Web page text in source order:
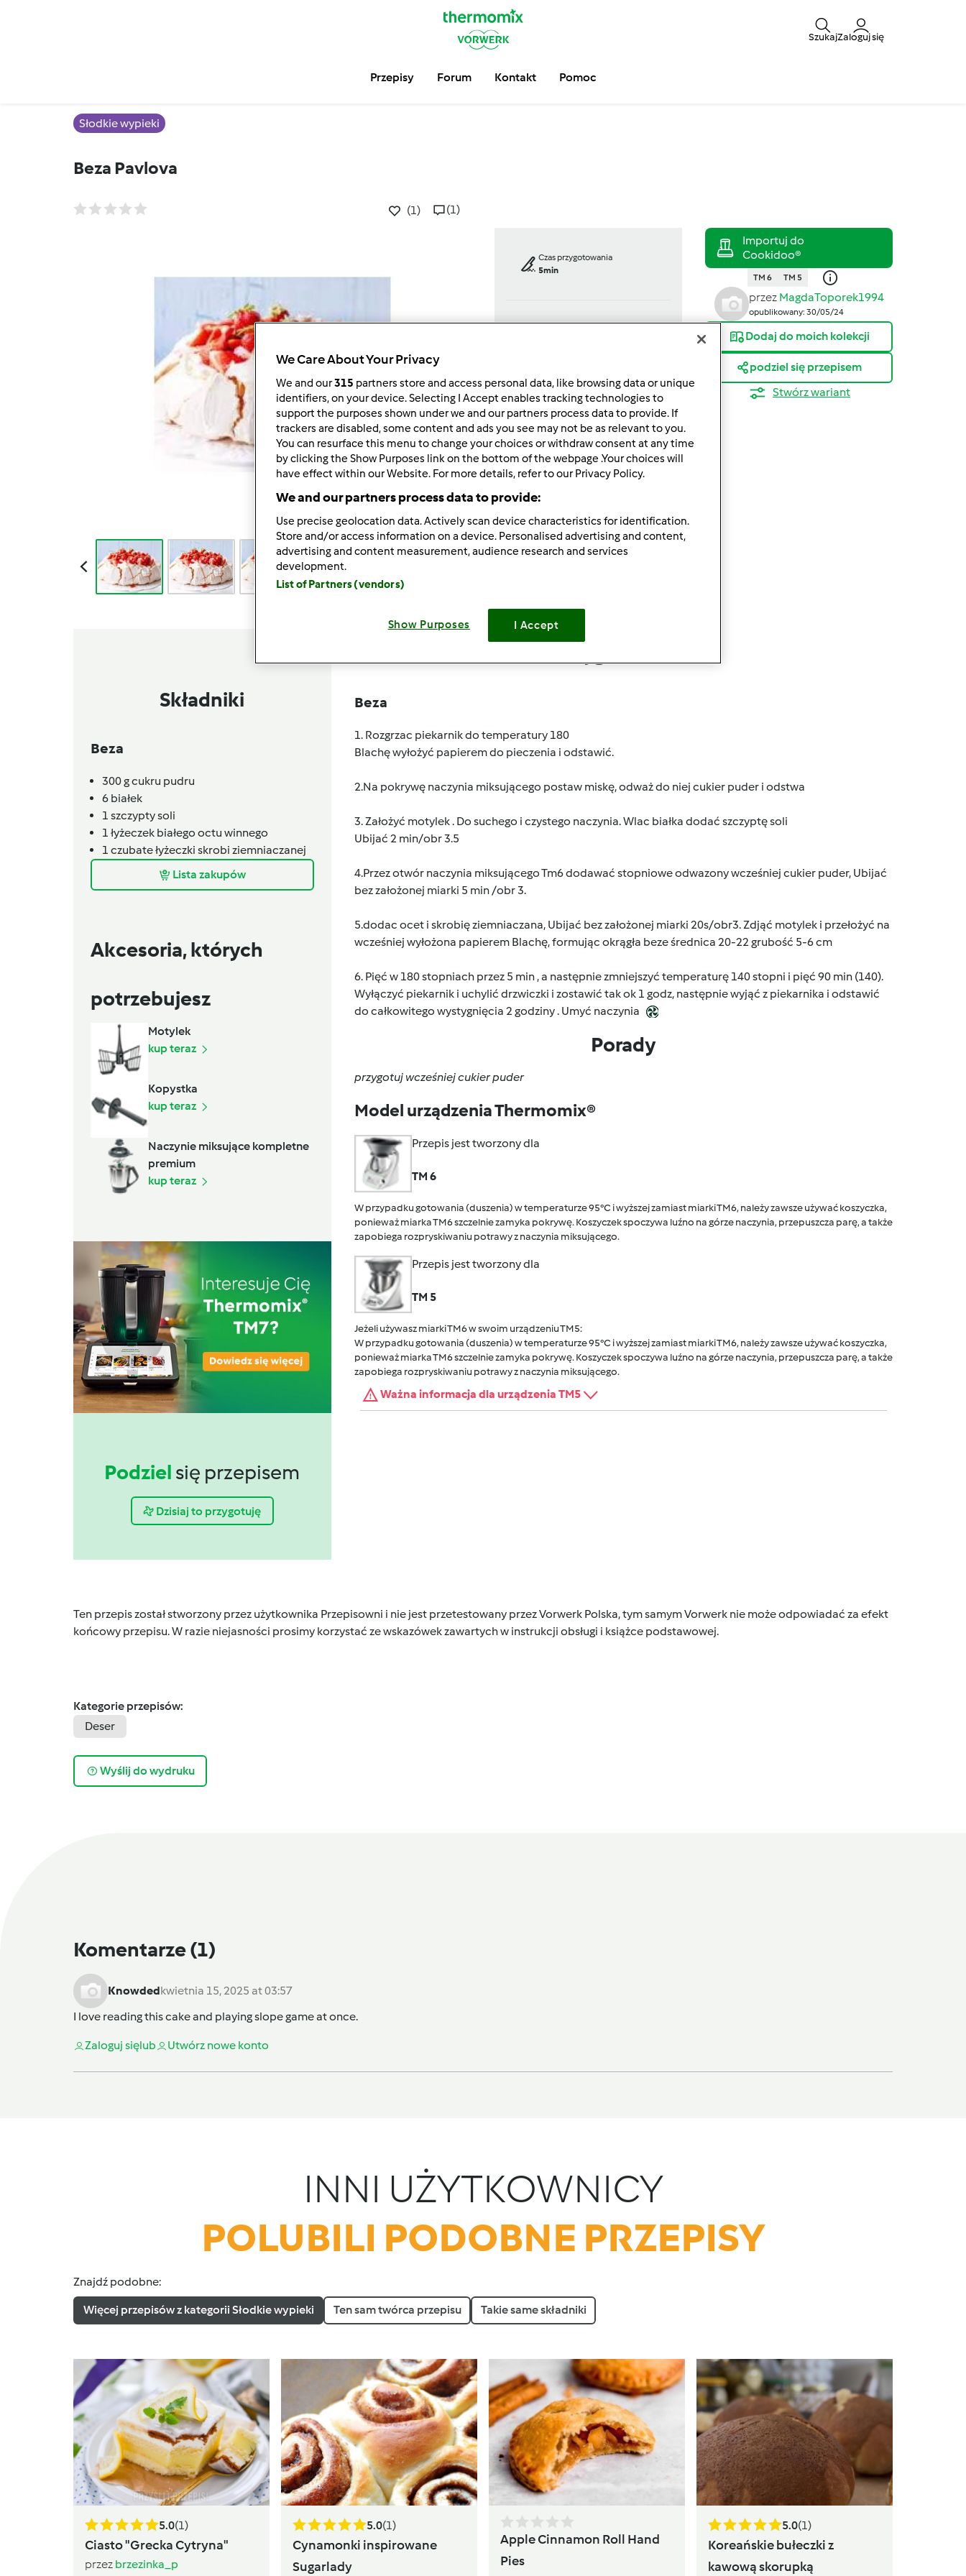
SzukajZaloguj się
Przepisy Forum Kontakt Pomoc
Słodkie wypieki
Beza Pavlova
(1) (1)
Czas przygotowania
5min
porcja/porcje/porcji
----
Poziom
TM 6 TM 5
przez MagdaToporek1994
opublikowany: 30/05/24
Dodaj do moich kolekcji
podziel się przepisem
Stwórz wariant
Składniki
Beza
300gcukru pudru
6 białek
1 szczyptysoli
1 łyżeczek białego octu winnego
1 czubate łyżeczki skrobi ziemniaczanej
Lista zakupów
Akcesoria, których
potrzebujesz
Motylek
kup teraz
Kopystka
kup teraz
Naczynie miksujące kompletne
premium
kup teraz
Podziel się przepisem
Dzisiaj to przygotuję
Beza
1. Rozgrzac piekarnik do temperatury 180
Blachę wyłożyć papierem do pieczenia i odstawić.
2.Na pokrywę naczynia miksującego postaw miskę, odważ do niej cukier puder i odstwa
3. Założyć motylek . Do suchego i czystego naczynia. Wlac białka dodać szczyptę soli
Ubijać 2 min/obr 3.5
4.Przez otwór naczynia miksującego Tm6 dodawać stopniowe odwazony wcześniej cukier puder, Ubijać
bez założonej miarki 5 min /obr 3.
5.dodac ocet i skrobię ziemniaczana, Ubijać bez założonej miarki 20s/obr3. Zdjąć motylek i przełożyć na
wcześniej wyłożona papierem Blachę, formując okrągła beze średnica 20-22 grubość 5-6 cm
6. Pięć w 180 stopniach przez 5 min , a następnie zmniejszyć temperaturę 140 stopni i pięć 90 min (140).
Wyłączyć piekarnik i uchylić drzwiczki i zostawić tak ok 1 godz, następnie wyjąć z piekarnika i odstawić
do całkowitego wystygnięcia 2 godziny . Umyć naczynia
Porady
przygotuj wcześniej cukier puder
Model urządzenia Thermomix®
Przepis jest tworzony dla
TM 6
W przypadku gotowania (duszenia) w temperaturze 95°C i wyższej zamiast miarki TM6, należy zawsze używać koszyczka,
ponieważ miarka TM6 szczelnie zamyka pokrywę. Koszyczek spoczywa luźno na górze naczynia, przepuszcza parę, a także
zapobiega rozpryskiwaniu potrawy z naczynia miksującego.
Przepis jest tworzony dla
TM 5
Jeżeli używasz miarki TM6 w swoim urządzeniu TM5:
W przypadku gotowania (duszenia) w temperaturze 95°C i wyższej zamiast miarki TM6, należy zawsze używać koszyczka,
ponieważ miarka TM6 szczelnie zamyka pokrywę. Koszyczek spoczywa luźno na górze naczynia, przepuszcza parę, a także
zapobiega rozpryskiwaniu potrawy z naczynia miksującego.
Ważna informacja dla urządzenia TM5
Ten przepis został stworzony przez użytkownika Przepisowni i nie jest przetestowany przez Vorwerk Polska, tym samym Vorwerk nie może odpowiadać za efekt
końcowy przepisu. W razie niejasności prosimy korzystać ze wskazówek zawartych w instrukcji obsługi i książce podstawowej.
Kategorie przepisów:
Deser
Wyślij do wydruku
Komentarze(1)
Knowdedkwietnia 15, 2025 at 03:57
I love reading this cake and playingslope gameat once.
Zaloguj sięlub Utwórz nowe konto
INNI UŻYTKOWNICY
POLUBILI PODOBNE PRZEPISY
Znajdź podobne:
Więcej przepisów z kategorii Słodkie wypieki Ten sam twórca przepisu Takie same składniki
5.0(1)
Ciasto "Grecka Cytryna"
przez brzezinka_p
5.0(1)
Cynamonki inspirowane
Sugarlady
Apple Cinnamon Roll Hand
Pies
5.0(1)
Koreańskie bułeczki z
kawową skorupką
We Care About Your Privacy
We and our315 partners store and access personal data, like browsing data or unique
identifiers, on your device. Selecting I Accept enables tracking technologies to
support the purposes shown under we and our partners process data to provide. If
trackers are disabled, some content and ads you see may not be as relevant to you.
You can resurface this menu to change your choices or withdraw consent at any time
by clicking the Show Purposes link on the bottom of the webpage .Your choices will
have effect within our Website. For more details, refer to our Privacy Policy.
We and our partners process data to provide:
Use precise geolocation data. Actively scan device characteristics for identification.
Store and/or access information on a device. Personalised advertising and content,
advertising and content measurement, audience research and services
development.
List of Partners (vendors)
Show Purposes I Accept